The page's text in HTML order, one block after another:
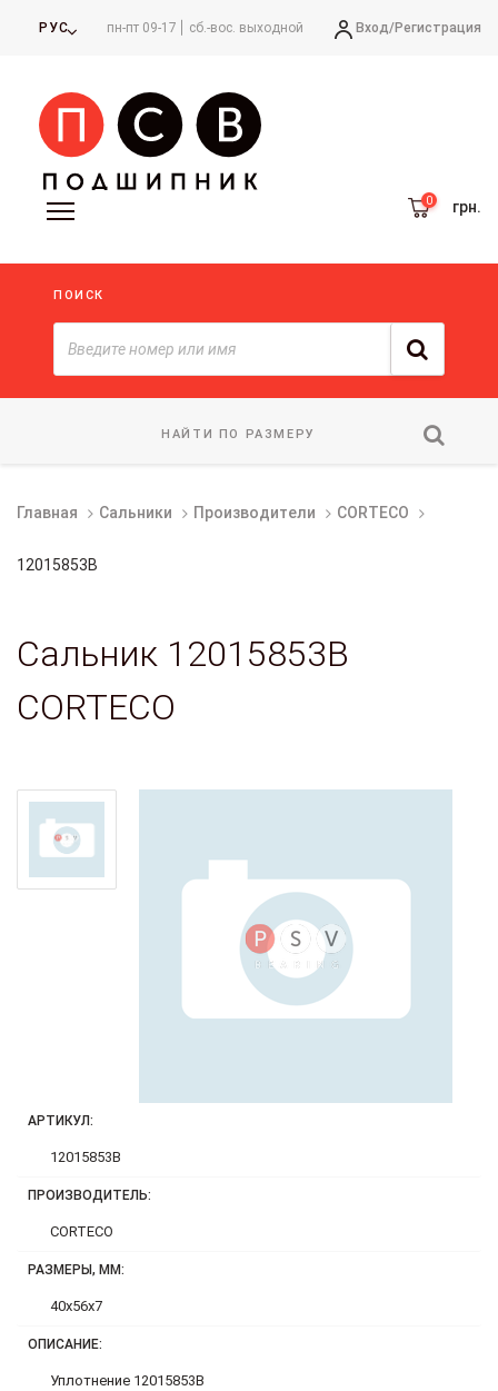
РУС пн-пт 09-17 сб.-вос. выходной Вход/Регистрация
грн.
ПОИСК
НАЙТИ ПО РАЗМЕРУ
Главная Сальники Производители CORTECO
12015853B
Сальник 12015853B
CORTECO
АРТИКУЛ:
12015853B
ПРОИЗВОДИТЕЛЬ:
CORTECO
РАЗМЕРЫ, ММ:
40x56x7
ОПИСАНИЕ:
Уплотнение 12015853B